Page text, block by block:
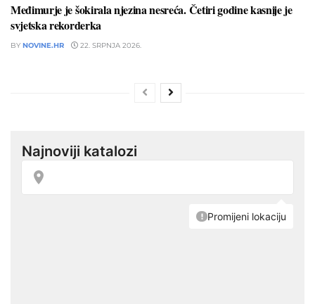
Međimurje je šokirala njezina nesreća. Četiri godine kasnije je
svjetska rekorderka
BY NOVINE.HR 22. SRPNJA 2026.